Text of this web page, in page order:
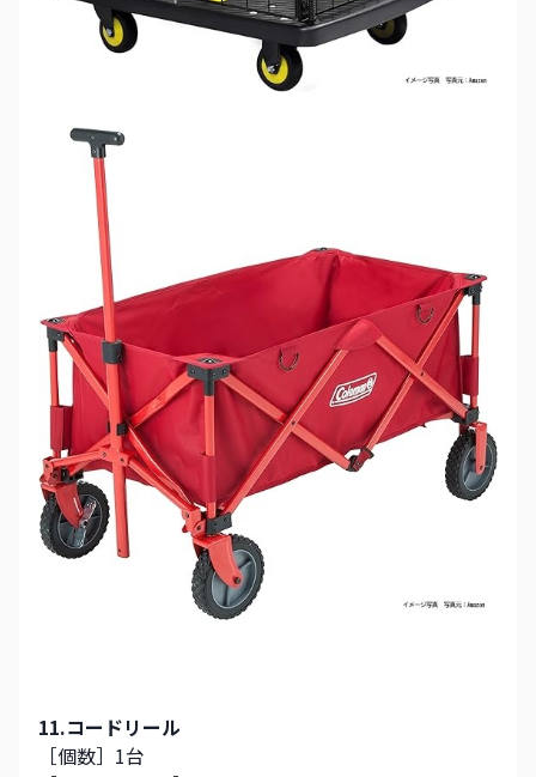
11.コードリール
［個数］1台